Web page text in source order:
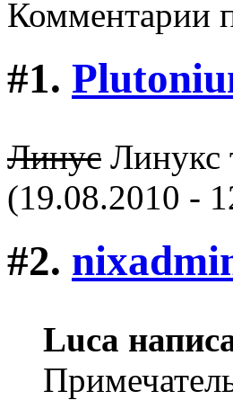
Комментарии
#1.
Линус Линукс
(19.08.2010 -
#2.
Luca